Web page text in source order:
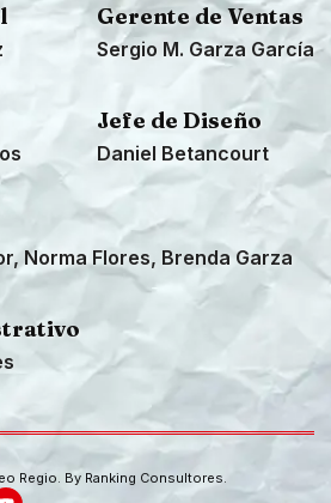
Gerente de Ventas
Sergio M. Garza García
Jefe de Diseño
Daniel Betancourt
Norma Flores, Brenda Garza
Regio. By Ranking Consultores